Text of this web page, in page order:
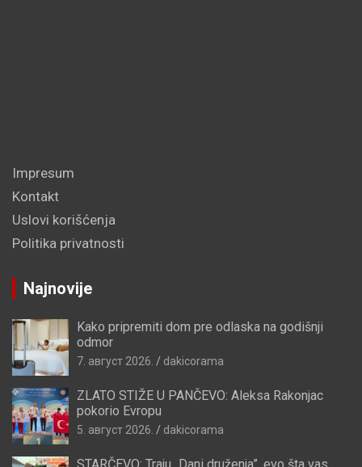
Impresum
Kontakt
Uslovi korišćenja
Politika privatnosti
Najnovije
Kako pripremiti dom pre odlaska na godišnji
odmor
7. август 2026. dakicorama
ZLATO STIŽE U PANČEVO: Aleksa Rakonjac
pokorio Evropu
5. август 2026. dakicorama